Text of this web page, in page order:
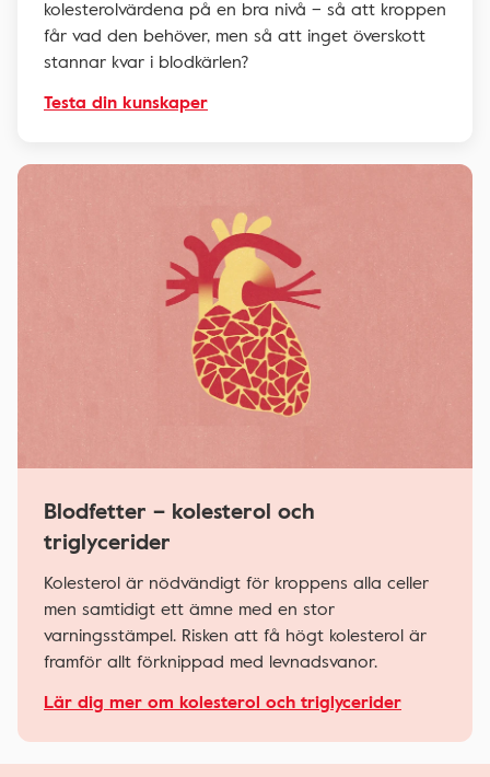
kolesterolvärdena på en bra nivå – så att kroppen
får vad den behöver, men så att inget överskott
stannar kvar i blodkärlen?
Testa din kunskaper
Blodfetter – kolesterol och
triglycerider
Kolesterol är nödvändigt för kroppens alla celler
men samtidigt ett ämne med en stor
varningsstämpel. Risken att få högt kolesterol är
framför allt förknippad med levnadsvanor.
Lär dig mer om kolesterol och triglycerider